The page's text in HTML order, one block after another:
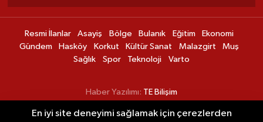
Resmi İlanlar Asayiş Bölge Bulanık Eğitim
Ekonomi
Gündem
Hasköy Korkut Kültür Sanat Malazgirt
Muş
Sağlık
Spor Teknoloji Varto
Haber Yazılımı: TE Bilişim
En iyi site deneyimi sağlamak için çerezlerden